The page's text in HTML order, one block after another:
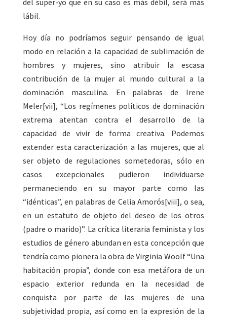
del super-yo que en su caso es más débil, será más
lábil.
Hoy día no podríamos seguir pensando de igual
modo en relación a la capacidad de sublimación de
hombres y mujeres, sino atribuir la escasa
contribución de la mujer al mundo cultural a la
dominación masculina. En palabras de Irene
Meler[vii], “Los regímenes políticos de dominación
extrema atentan contra el desarrollo de la
capacidad de vivir de forma creativa. Podemos
extender esta caracterización a las mujeres, que al
ser objeto de regulaciones sometedoras, sólo en
casos excepcionales pudieron individuarse
permaneciendo en su mayor parte como las
“idénticas”, en palabras de Celia Amorós[viii], o sea,
en un estatuto de objeto del deseo de los otros
(padre o marido)”. La crítica literaria feminista y los
estudios de género abundan en esta concepción que
tendría como pionera la obra de Virginia Woolf “Una
habitación propia”, donde con esa metáfora de un
espacio exterior redunda en la necesidad de
conquista por parte de las mujeres de una
subjetividad propia, así como en la expresión de la